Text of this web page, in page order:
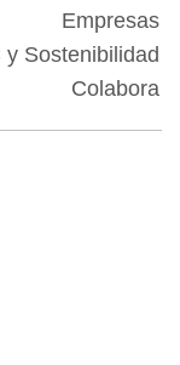
Empresas
y Sostenibilidad
Colabora